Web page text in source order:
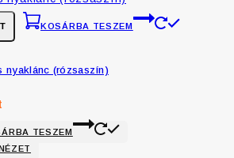
KOSÁRBA TESZEM
nyaklánc (rózsaszín)
TESZEM